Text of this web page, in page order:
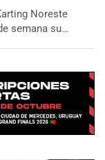
Noreste
semana su…